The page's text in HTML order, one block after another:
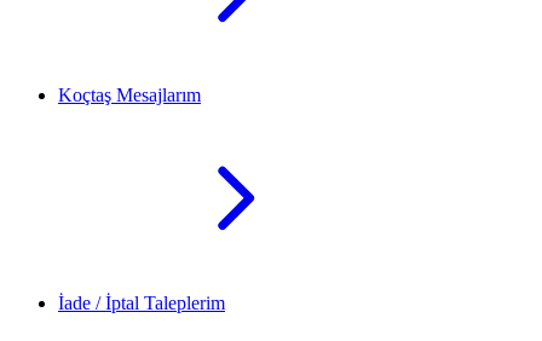
Koçtaş Mesajlarım
İade / İptal Taleplerim